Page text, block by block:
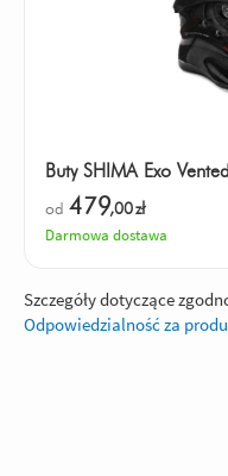
Buty SHIMA Exo Vented
od 479,00zł
Darmowa dostawa
Szczegóły dotyczące
Odpowiedzialność za